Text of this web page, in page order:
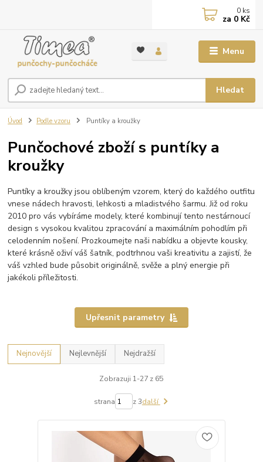
Menu
Hledat
0 ks
za 0 Kč
Úvod Podle vzoru Puntíky a kroužky
Punčochové zboží s puntíky a
kroužky
Puntíky a kroužky jsou oblíbeným vzorem, který do každého outfitu
vnese nádech hravosti, lehkosti a mladistvého šarmu. Již od roku
2010 pro vás vybíráme modely, které kombinují tento nestárnoucí
design s vysokou kvalitou zpracování a maximálním pohodlím při
celodenním nošení. Prozkoumejte naši nabídku a objevte kousky,
které krásně oživí váš šatník, podtrhnou vaši kreativitu a zajistí, že
váš vzhled bude působit originálně, svěže a plný energie při
jakékoli příležitosti.
Upřesnit parametry
Nejnovější Nejlevnější Nejdražší
Zobrazuji 1-27 z 65
strana z 3další